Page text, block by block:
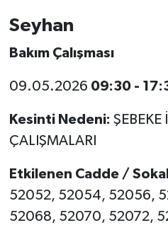
Seyhan
Bakım Çalışması
09.05.2026 09:30 -
Kesinti Nedeni: ŞEBEKE
ÇALIŞMALARI
Etkilenen Cadde /
52052, 52054, 52056,
52068, 52070, 52072,